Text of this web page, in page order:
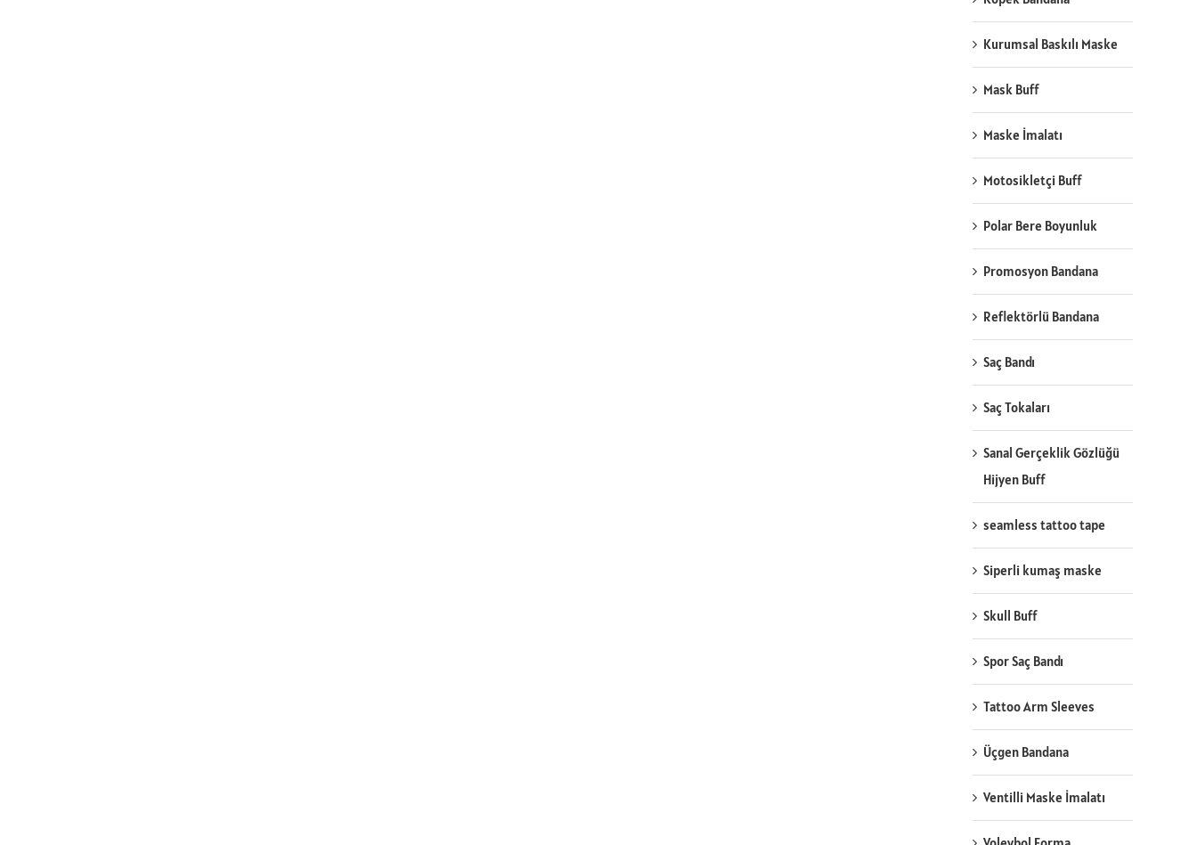
Kurumsal Baskılı Maske
Mask Buff
Maske İmalatı
Motosikletçi Buff
Polar Bere Boyunluk
Promosyon Bandana
Reflektörlü Bandana
Saç Bandı
Saç Tokaları
Sanal Gerçeklik Gözlüğü
Hijyen Buff
seamless tattoo tape
Siperli kumaş maske
Skull Buff
Spor Saç Bandı
Tattoo Arm Sleeves
Üçgen Bandana
Ventilli Maske İmalatı